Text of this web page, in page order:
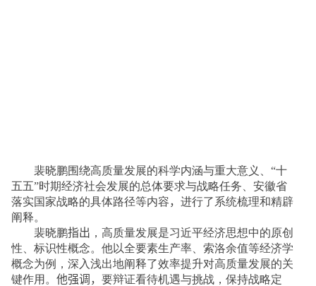
裴晓鹏围绕高质量发展的科学内涵与重大意义、“十
五五”时期经济社会发展的总体要求与战略任务、安徽省
落实国家战略的具体路径等内容， 进行了系统梳理和精辟
阐释。
裴晓鹏指出 ，高质量发展是习近平经济思想中的原创
性、标识性概念。他以全要素生产率、索洛余值等经济学
概念为例，深入浅出地阐释了效率提升对高质量发展的关
键作用。 他强调， 要辩证看待机遇与挑战，保持战略定